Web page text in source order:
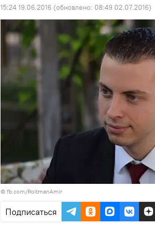
15:24 19.06.2016 (обновлено: 08:49 02.07.2016)
© fb.com/RoitmanAmir
Подписаться